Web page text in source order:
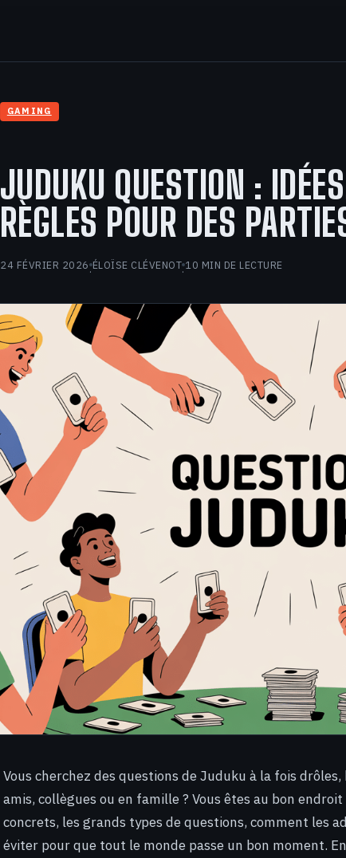
GAMING
JUDUKU QUESTION :
RÈGLES POUR DES
24 FÉVRIER 2026·ÉLOÏSE CLÉVENOT·10 MIN DE LECTURE
Vous cherchez des questions de Juduku à la fois
amis, collègues ou en famille ? Vous êtes au bon
concrets, les grands types de questions, comment les
éviter pour que tout le monde passe un bon moment.